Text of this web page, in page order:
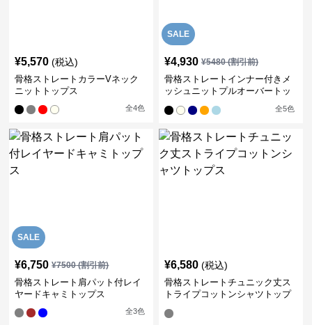
¥5,570 (税込)
骨格ストレートカラーVネック
ニットトップス
全4色
SALE
¥4,930 ¥5480(割引前)
骨格ストレートインナー付きメ
ッシュニットプルオーバートッ
全5色
SALE
¥6,750 ¥7500(割引前)
骨格ストレート肩パット付レイ
ヤードキャミトップス
全3色
¥6,580 (税込)
骨格ストレートチュニック丈ス
トライプコットンシャツトップ